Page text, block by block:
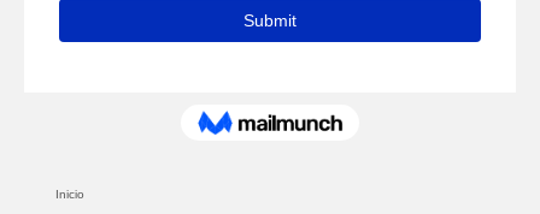
Inicio